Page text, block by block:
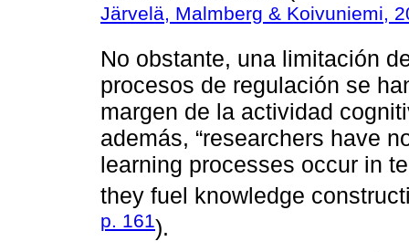
Järvelä, Malmberg & Koivuniemi,
No obstante, una limitación
procesos de regulación se
margen de la actividad
además, “researchers have
learning processes occur in
they fuel knowledge
p. 161).